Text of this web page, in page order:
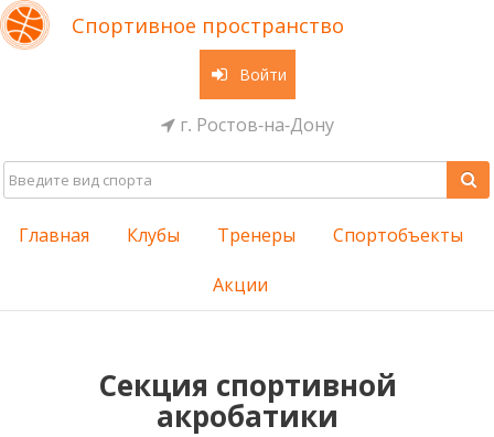
Спортивное пространство
Войти
г. Ростов-на-Дону
Главная Клубы Тренеры Спортобъекты
Акции
Секция спортивной
акробатики